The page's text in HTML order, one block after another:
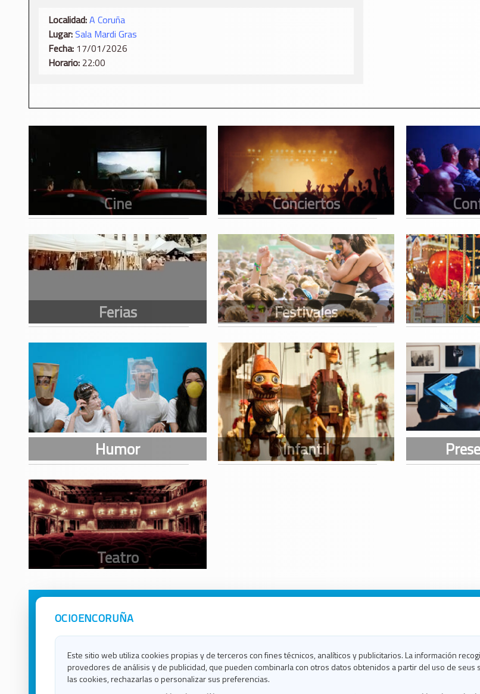
Localidad:A Coruña
Lugar:Sala Mardi Gras
Fecha: 17/01/2026
Horario: 22:00
OCIOENCORUÑA
Este sitio web utiliza cookies propias y de terceros con fines técnicos, analíticos y publicitarios. La información
provedores de análisis y de publicidad, que pueden combinarla con otros datos obtenidos a partir del uso de seus
las cookies, rechazarlas o personalizar sus preferencias.
Avisos Legales
Política de Cookies
Ocio en Lugo
Ocio en Ourense